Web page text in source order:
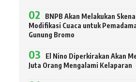
BNPB Akan Melakukan
Modifikasi Cuaca untuk
Gunung Bromo
El Nino Diperkirakan Akan
Juta Orang Mengalami Kelaparan